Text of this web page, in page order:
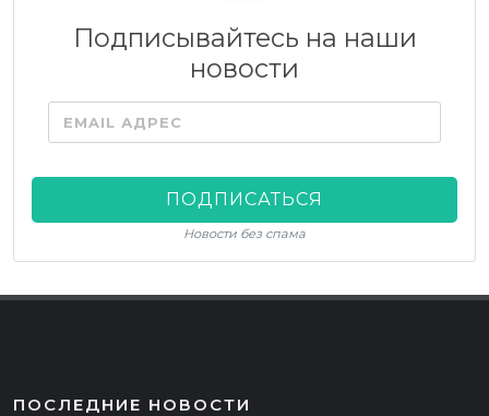
Подписывайтесь на наши
новости
EMAIL АДРЕС
ПОДПИСАТЬСЯ
Новости без спама
ПОСЛЕДНИЕ НОВОСТИ